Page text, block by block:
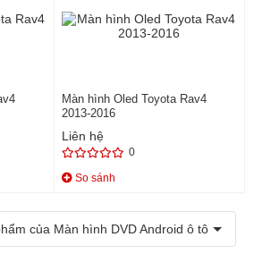
Màn hình Oled Toyota Rav4
2013-2016
Liên hệ
0
So sánh
của Màn hình DVD Android ô tô